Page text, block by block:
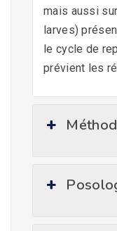
mais aussi
larves)
le cycle de
prévient les